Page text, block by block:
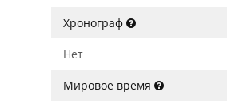
Хронограф
Нет
Мировое время